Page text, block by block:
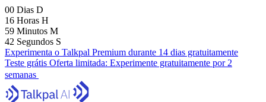
00 Dias D
16 Horas H
59 Minutos M
41 Segundos S
Experimenta o Talkpal Premium durante 14 dias gratuitamente
Teste grátis Oferta limitada: Experimente gratuitamente por 2
semanas